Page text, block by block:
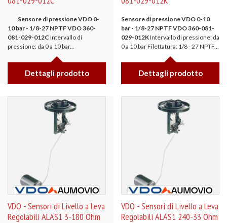
Sensore di pressione VDO 0-
10 bar - 1/8-27 NPTFVDO 360-
081-029-012C Intervallo di
pressione: da 0 a 10 bar...
Dettagli prodotto
Sensore di pressione VDO 0-10
bar - 1/8-27 NPTFVDO 360-081-
029-012KIntervallo di pressione: da
0 a 10 bar Filettatura: 1/8 - 27 NPTF...
Dettagli prodotto
VDO - Sensori di Livello a Leva
Regolabili ALAS1 3-180 Ohm
VDO - Sensori di Livello a Leva
Regolabili ALAS1 240-33 Ohm